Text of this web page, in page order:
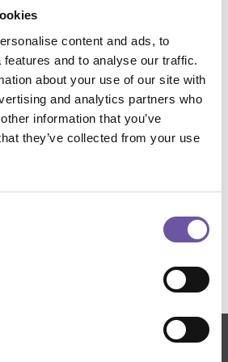
content and ads, to
and to analyse our traffic.
about your use of our site with
and analytics partners who
information that you’ve
they’ve collected from your use
Automotive Costruzioni
Stampa-Taglio